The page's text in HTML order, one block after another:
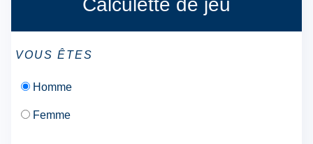
Calculette de jeu
VOUS ÊTES
Homme
Femme